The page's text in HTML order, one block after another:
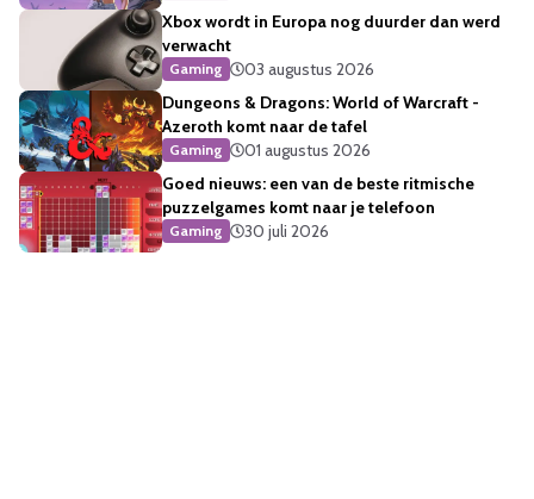
Xbox wordt in Europa nog duurder dan werd
verwacht
Gaming
03 augustus 2026
Dungeons & Dragons: World of Warcraft -
Azeroth komt naar de tafel
Gaming
01 augustus 2026
Goed nieuws: een van de beste ritmische
puzzelgames komt naar je telefoon
Gaming 30 juli 2026